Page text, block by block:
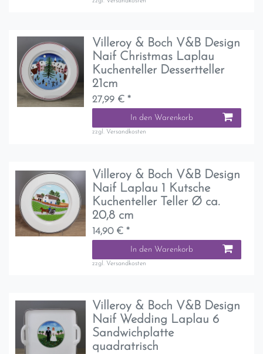
Villeroy & Boch V&B Design
Naif Christmas Laplau
Kuchenteller Dessertteller
21cm
27,99 € *
In den Warenkorb
zzgl. Versandkosten
Villeroy & Boch V&B Design
Naif Laplau 1 Kutsche
Kuchenteller Teller Ø ca.
20,8 cm
14,90 € *
In den Warenkorb
zzgl. Versandkosten
Villeroy & Boch V&B Design
Naif Wedding Laplau 6
Sandwichplatte
quadratrisch